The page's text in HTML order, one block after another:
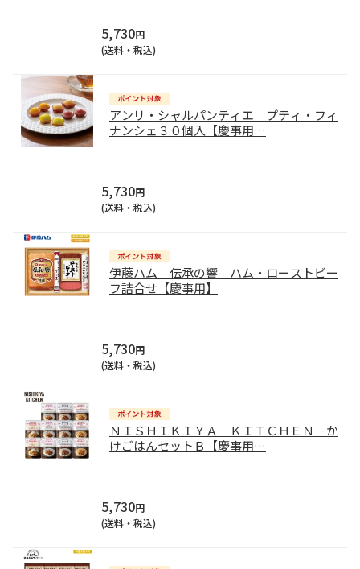
5,730円
(送料・税込)
アンリ・シャルパンティエ プティ・フィ
ナンシェ３０個入【慶事用…
5,730円
(送料・税込)
伊藤ハム 伝承の響 ハム・ローストビー
フ詰合せ【慶事用】
5,730円
(送料・税込)
ＮＩＳＨＩＫＩＹＡ ＫＩＴＣＨＥＮ か
けごはんセットＢ【慶事用…
5,730円
(送料・税込)